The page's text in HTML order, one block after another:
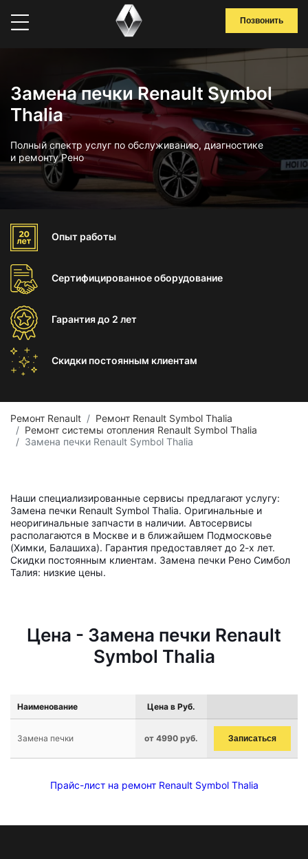
Позвонить
Замена печки Renault Symbol
Thalia
Полный спектр услуг по обслуживанию, диагностике
и ремонту Рено
Опыт работы
Сертифицированноеоборудование
Гарантиядо 2 лет
Скидки постоянным клиентам
Ремонт Renault
Ремонт Renault Symbol Thalia
Ремонт системы отопления Renault Symbol Thalia
Замена печки Renault Symbol Thalia
Наши специализированные сервисы предлагают услугу:
Замена печки Renault Symbol Thalia. Оригинальные и
неоригинальные запчасти в наличии. Автосервисы
располагаются в Москве и в ближайшем Подмосковье
(Химки, Балашиха). Гарантия предоставляет до 2-х лет.
Скидки постоянным клиентам. Замена печки Рено Симбол
Талия: низкие цены.
Цена - Замена печки Renault
Symbol Thalia
Наименование Цена в Руб.
Замена печки от 4990 руб. Записаться
Прайс-лист на ремонт Renault Symbol Thalia